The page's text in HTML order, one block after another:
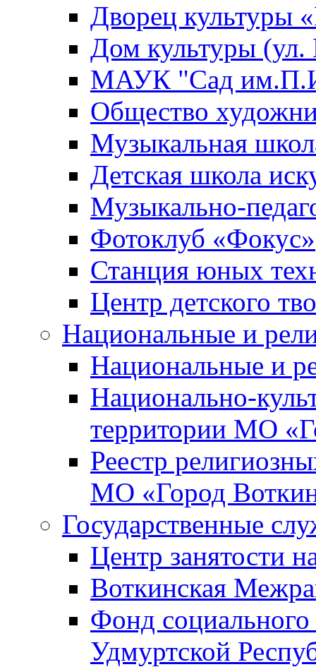
Дворец культуры
Дом культуры (ул.
МАУК "Сад
Общество
Музыкальная
Детская школа
Музыкально-
Фотоклуб «Фокус»
Станция юных
Центр детского
Национальные и
Национальные и
Национально-
территории МО
Реестр
МО «Город
Государственные
Центр занятости
Воткинская
Фонд
Удмуртской